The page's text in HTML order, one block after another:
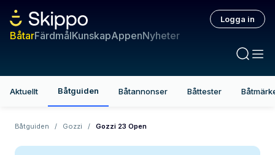
BåtarFärdmålKunskapAppenNyheter
Logga in
Aktuellt Båtguiden Båtannonser Båttester
Båtguiden / Gozzi / Gozzi 23 Open